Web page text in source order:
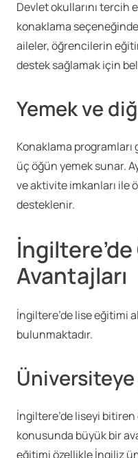
Devlet okullarını tercih
konaklama
aileler, öğrencilerin
destek sağlamak için
Yemek ve
Konaklama
üç öğün yemek sunar.
ve aktivite imkanları ile
desteklenir.
Avantajları
İngiltere’de lise eğitimi
bulunmaktadır.
Üniversiteye
İngiltere’de liseyi
konusunda büyük bir
eğitimi özellikle İngiliz